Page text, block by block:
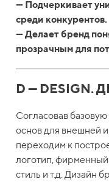
— Подчеркивает
среди конкурентов.
— Делает бренд
прозрачным для
D — DESIGN.
Согласовав
основ для внешней
переходим к
логотип, фирменный
стиль и т.д. Дизайн